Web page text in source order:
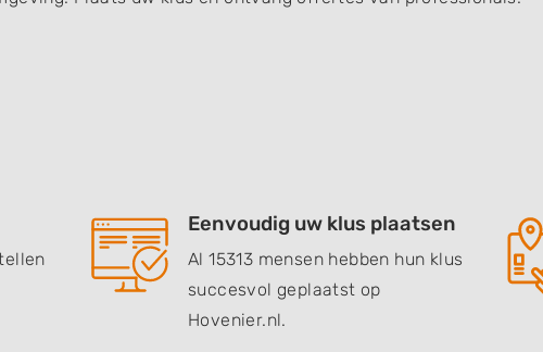
Eenvoudig uw klus plaatsen
Al 15313 mensen hebben hun klus
succesvol geplaatst op
Hovenier.nl.